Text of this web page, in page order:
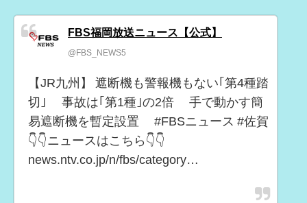
FBS福岡放送ニュース【公式】
@FBS_NEWS5
【JR九州】 遮断機も警報機もない｢第4種踏
切｣ 事故は｢第1種｣の2倍 手で動かす簡
易遮断機を暫定設置 #FBSニュース #佐賀
👇👇ニュースはこちら👇👇
news.ntv.co.jp/n/fbs/category…